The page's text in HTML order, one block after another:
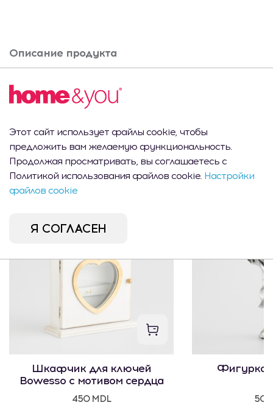
Описание продукта
Банка 1L JARRO
Вам это может
понравиться
Шкафчик для ключей
Bowesso с мотивом сердца
450 MDL
Фигурка
500
Этот сайт использует файлы cookie, чтобы
предложить вам желаемую функциональность.
Продолжая просматривать, вы соглашаетесь с
Политикой использования файлов cookie. Настройки
файлов cookie
Я СОГЛАСЕН